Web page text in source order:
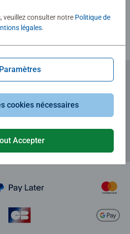
notre newsletter
de 5€.
veuillez consulter notre Politique de
légales.
Paramètres
cookies nécessaires
Accepter